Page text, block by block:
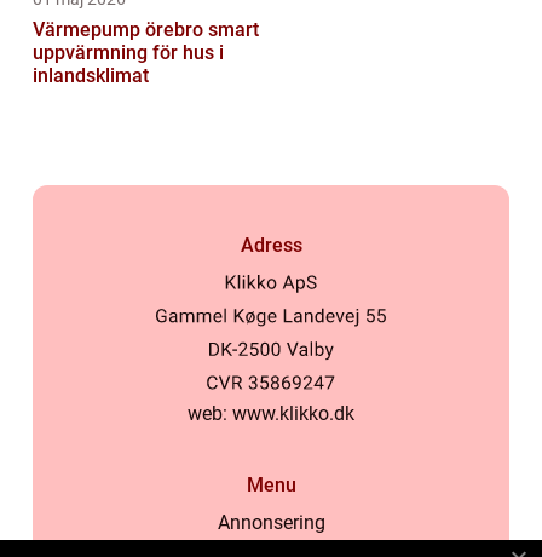
Värmepump örebro smart
uppvärmning för hus i
inlandsklimat
Adress
web: www.klikko.dk
Menu
Annonsering